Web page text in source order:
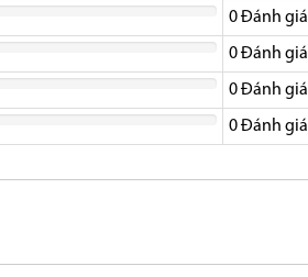
0Đánh giá
0Đánh giá
0Đánh giá
0Đánh giá